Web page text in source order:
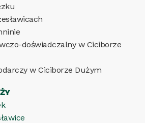
doświadczalny w Ciciborze
w Ciciborze Dużym